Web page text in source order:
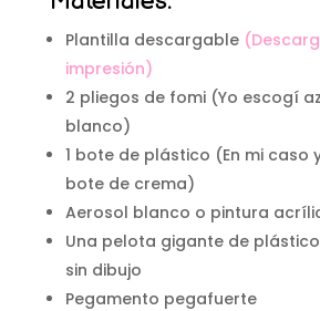
Plantilla descargable
impresión)
2 pliegos de fomi (Yo escogí
blanco)
1 bote de plástico (En mi caso
bote de crema)
Aerosol blanco o pintura
Una pelota gigante de
sin dibujo
Pegamento pegafuerte